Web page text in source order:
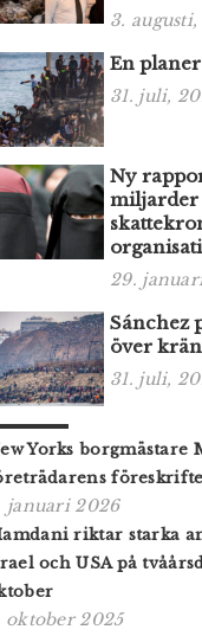
3.
En
31. juli,
Ny
miljarder
29.
Sánchez
över
31. juli,
Yorks borgmästare
januari 2026
riktar starka
och USA på
oktober 2025